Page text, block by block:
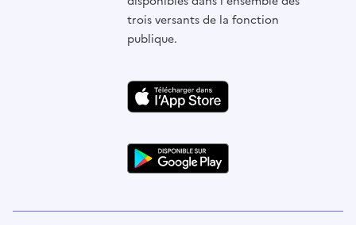
trois versants de la fonction
publique.